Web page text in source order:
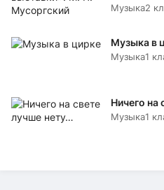
Музыка2
Музыка в
Музыка1
Ничего на
Музыка1